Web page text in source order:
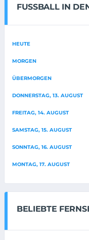
FUSSBALL IN
HEUTE
MORGEN
ÜBERMORGEN
DONNERSTAG, 13. AUGUST
FREITAG, 14. AUGUST
SAMSTAG, 15. AUGUST
SONNTAG, 16. AUGUST
MONTAG, 17. AUGUST
BELIEBTE